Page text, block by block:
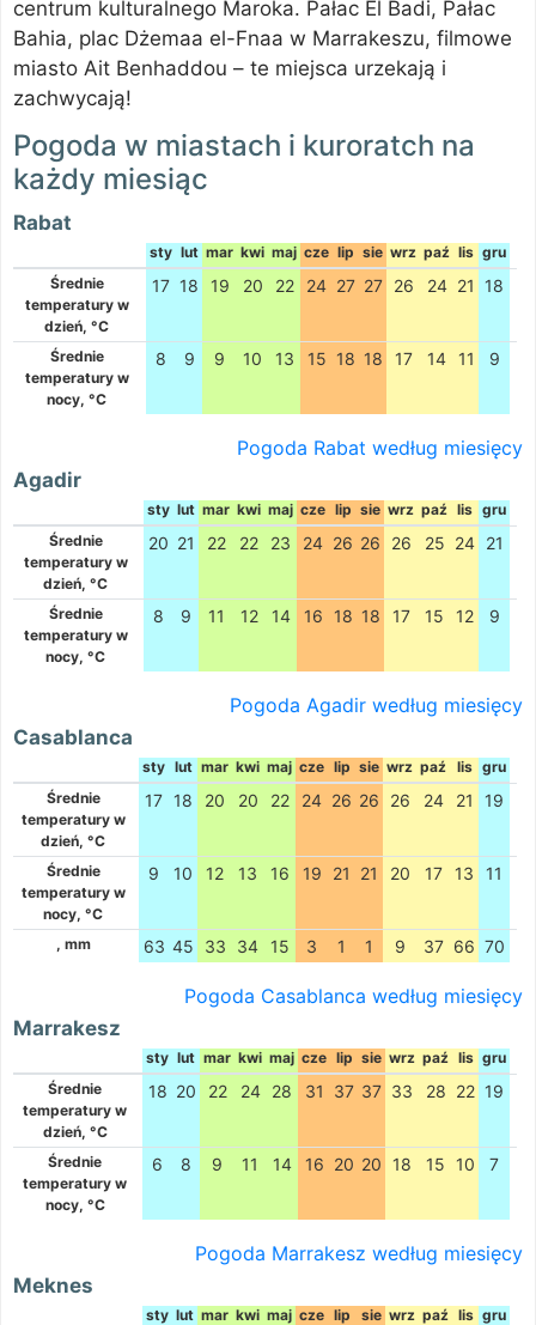
centrum kulturalnego Maroka. Pałac El Badi, Pałac
Bahia, plac Dżemaa el-Fnaa w Marrakeszu, filmowe
miasto Ait Benhaddou – te miejsca urzekają i
zachwycają!
Pogoda w miastach i kuroratch na
każdy miesiąc
Rabat
sty lut mar kwi maj cze lip sie wrz paź lis gru
Średnie
temperatury w
dzień, °C
17 18 19 20 22 24 27 27 26 24 21 18
Średnie
temperatury w
nocy, °C
8 9 9 10 13 15 18 18 17 14 11 9
Pogoda Rabat według miesięcy
Agadir
sty lut mar kwi maj cze lip sie wrz paź lis gru
Średnie
temperatury w
dzień, °C
20 21 22 22 23 24 26 26 26 25 24 21
Średnie
temperatury w
nocy, °C
8 9 11 12 14 16 18 18 17 15 12 9
Pogoda Agadir według miesięcy
Casablanca
sty lut mar kwi maj cze lip sie wrz paź lis gru
Średnie
temperatury w
dzień, °C
17 18 20 20 22 24 26 26 26 24 21 19
Średnie
temperatury w
nocy, °C
9 10 12 13 16 19 21 21 20 17 13 11
, mm 63 45 33 34 15 3 1 1 9 37 66 70
Pogoda Casablanca według miesięcy
Marrakesz
sty lut mar kwi maj cze lip sie wrz paź lis gru
Średnie
temperatury w
dzień, °C
18 20 22 24 28 31 37 37 33 28 22 19
Średnie
temperatury w
nocy, °C
6 8 9 11 14 16 20 20 18 15 10 7
Pogoda Marrakesz według miesięcy
Meknes
sty lut mar kwi maj cze lip sie wrz paź lis gru